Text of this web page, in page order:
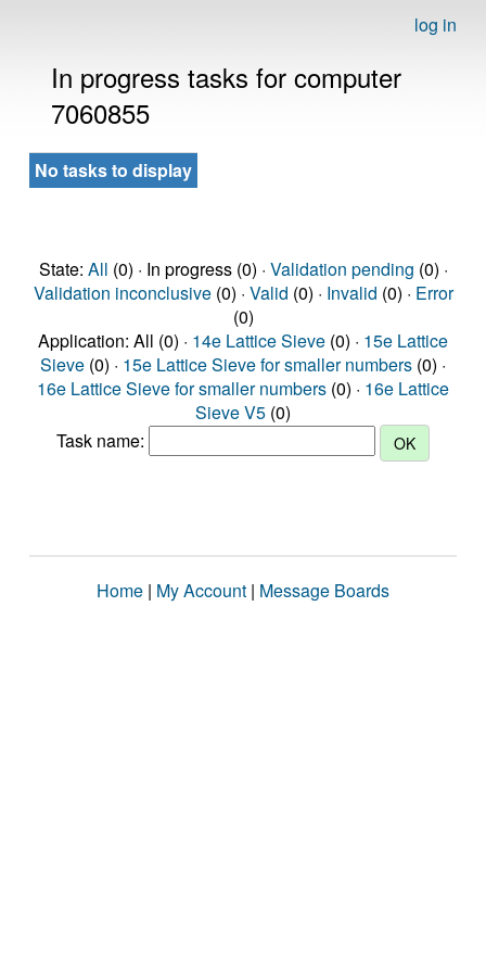
log in
In progress tasks for computer
7060855
No tasks to display
State: All (0) · In progress (0) · Validation pending (0) ·
Validation inconclusive(0) · Valid (0) · Invalid (0) · Error
(0)
Application: All (0) · 14e Lattice Sieve (0) · 15e Lattice
Sieve (0) · 15e Lattice Sieve for smaller numbers (0) ·
16e Lattice Sieve for smaller numbers (0) · 16e Lattice
Sieve V5 (0)
Task name:
Home | My Account | Message Boards